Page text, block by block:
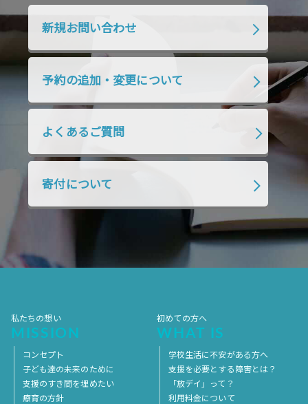
2019年10月 2019年9月
2019年4月
2018年7月 2018年6月
2018年4月 2018年3月 2018年2月
2018年1月 2017年12月
2017年10月 2017年9月 2017年8月
2017年5月
2017年4月
新規お問い合わせ
予約の追加・変更について
よくあるご質問
寄付について
私たちの想い
MISSION
コンセプト
子ども達の未来のために
支援のすき間を埋めたい
療育の方針
初めての方へ
WHAT IS
学校生活に不安がある方へ
支援を必要とする障害とは？
「放デイ」って？
利用料金について